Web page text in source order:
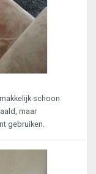
schoon
maar
gebruiken.